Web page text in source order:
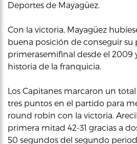
Deportes de Mayagüez.
Con la victoria, Mayagüez
buena posición de conseguir su
primerasemifinal desde el 2009
historia de la franquicia.
Los Capitanes marcaron un total
tres puntos en el partido para
round robin con la victoria.
primera mitad 42-31 gracias a
50 segundos del segundo